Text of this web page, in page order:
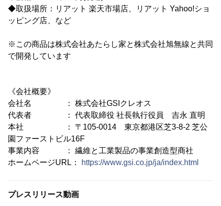
◆取扱場所：リアット 楽天市場店、リアット Yahoo!ショ
ッピング店、など
※この商品は株式会社あたらし家と株式会社旭無線と共同
で開発しています
《会社概要》
会社名 ： 株式会社GSIクレオス
代表者 ： 代表取締役 社長執行役員 吉永 直明
本社 ： 〒105-0014 東京都港区芝3-8-2 芝公
園ファーストビル16F
事業内容 ： 繊維と工業製品の事業創造型商社
ホームページURL：
https://www.gsi.co.jp/ja/index.html
プレスリリース動画